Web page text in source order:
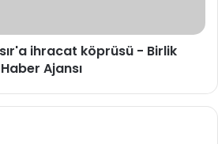
ihracat köprüsü - Birlik
Haber Ajansı